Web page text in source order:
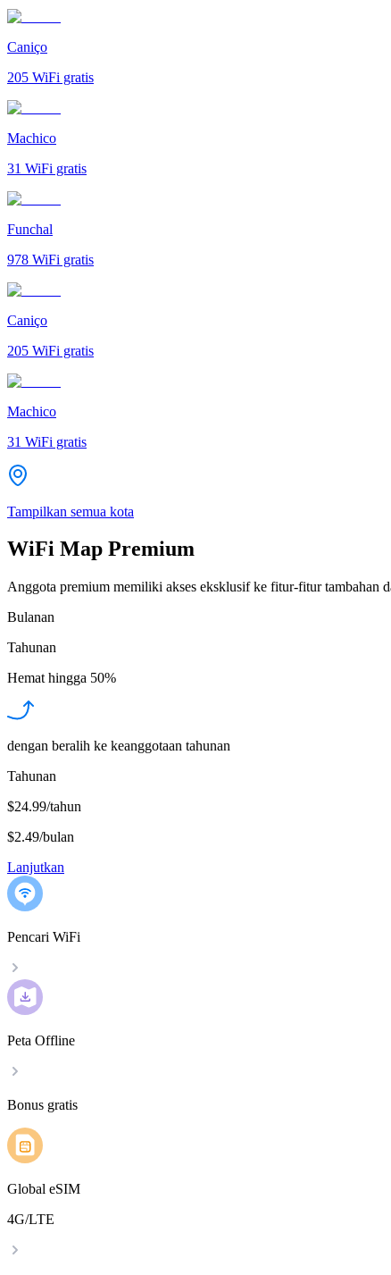
Caniço
205 WiFi gratis
Machico
31 WiFi gratis
Funchal
978 WiFi gratis
Caniço
205 WiFi gratis
Machico
31 WiFi gratis
Tampilkan semua kota
WiFi Map Premium
Anggota premium memiliki akses eksklusif ke fitur-fitur tambahan
Bulanan
Tahunan
Hemat hingga 50%
dengan beralih ke keanggotaan tahunan
Tahunan
$24.99/tahun
$2.49/bulan
Lanjutkan
Pencari WiFi
Peta Offline
Bonus gratis
Global eSIM
4G/LTE